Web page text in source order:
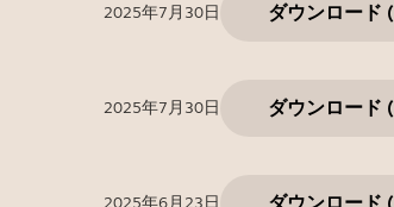
2025年7月30日 ダウンロード (
2025年7月30日 ダウンロード (
2025年6月23日